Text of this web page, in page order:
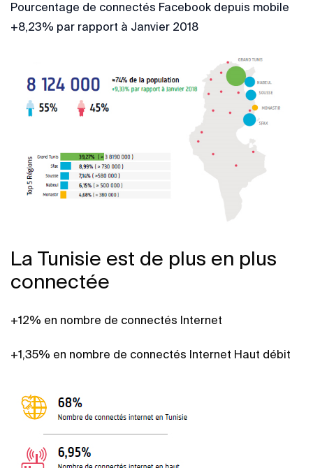
Pourcentage de connectés Facebook depuis mobile
+8,23% par rapport à Janvier 2018
La Tunisie est de plus en plus
connectée
+12% en nombre de connectés Internet
+1,35% en nombre de connectés Internet Haut débit